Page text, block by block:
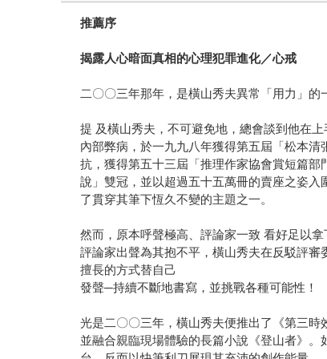
推薦序
揭露人心暗面真相的心理犯罪進化／心戒
二〇〇三年那年，是橫山秀夫異常「用力」的
提 及橫山秀夫，不可避免地，總會談到他在
內部弊病，於一九九八年獲得第五屆「松本
抗，獲得第五十三屆「推理作家協會賞短篇
說」雙冠，並以超過五十五萬冊的賣座之姿
了貫穿其筆下恆久不變的主題之一。
然而，原本呼聲極高、評論家一致 看好足以
評論家出聲為其抱不平，橫山秀夫在反駁評
擅長的方式替自己
發聲─持續不斷地書寫，並挑戰各種可能性！
光是二〇〇三年，橫山秀夫便推出了《第三
並融合親臨現場體驗的長篇小說《登山者》